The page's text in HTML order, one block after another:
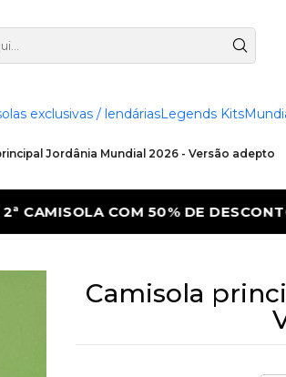
exclusivas / lendáriasLegends Kits
Jordânia Mundial 2026 - Versão adepto
LEVA A 2ª CAMISOLA
Camisola